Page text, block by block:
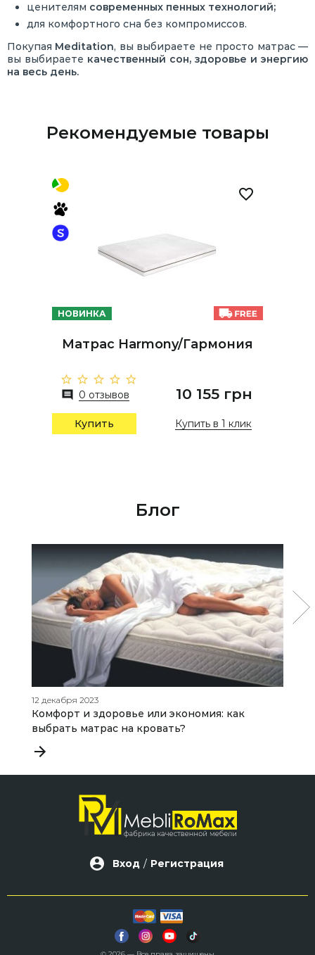
ценителям современных пенных технологий;
для комфортного сна без компромиссов.
Покупая Meditation, вы выбираете не просто матрас —
вы выбираете качественный сон, здоровье и энергию
на весь день.
Рекомендуемые товары
НОВИНКА
Матрас Harmony/Гармония
0 отзывов 10 155 грн
Купить Купить в 1 клик
Блог
12 декабря 2023
Комфорт и здоровье или экономия: как
выбрать матрас на кровать?
Вход / Регистрация